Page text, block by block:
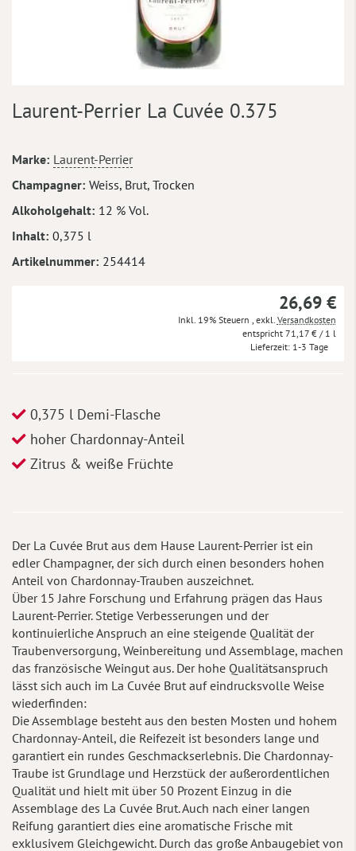
Anfang
springen
Laurent-Perrier La Cuvée 0.375
Mehr
Informationen
Marke Laurent-Perrier
Champagner Weiss, Brut, Trocken
Alkoholgehalt 12 % Vol.
Inhalt 0,375 l
Artikelnummer 254414
26,69 €
Inkl. 19% Steuern exkl. Versandkosten
71,17 € / 1 l
Lieferzeit 1-3 Tage
0,375 l Demi-Flasche
hoher Chardonnay-Anteil
Zitrus & weiße Früchte
Der La Cuvée Brut aus dem Hause Laurent-Perrier ist ein
edler Champagner, der sich durch einen besonders hohen
Anteil von Chardonnay-Trauben auszeichnet.
Über 15 Jahre Forschung und Erfahrung prägen das Haus
Laurent-Perrier. Stetige Verbesserungen und der
kontinuierliche Anspruch an eine steigende Qualität der
Traubenversorgung, Weinbereitung und Assemblage, machen
das französische Weingut aus. Der hohe Qualitätsanspruch
lässt sich auch im La Cuvée Brut auf eindrucksvolle Weise
wiederfinden:
Die Assemblage besteht aus den besten Mosten und hohem
Chardonnay-Anteil, die Reifezeit ist besonders lange und
garantiert ein rundes Geschmackserlebnis. Die Chardonnay-
Traube ist Grundlage und Herzstück der außerordentlichen
Qualität und hielt mit über 50 Prozent Einzug in die
Assemblage des La Cuvée Brut. Auch nach einer langen
Reifung garantiert dies eine aromatische Frische mit
exklusivem Gleichgewicht. Durch das große Anbaugebiet von